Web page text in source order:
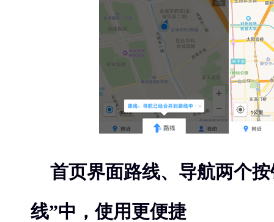
首页界面路线、导航两个
线”中，使用更便捷